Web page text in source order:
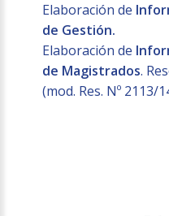
Elaboración de
de Gestión.
Elaboración de
de Magistrados.
(mod. Res. Nº 2113/